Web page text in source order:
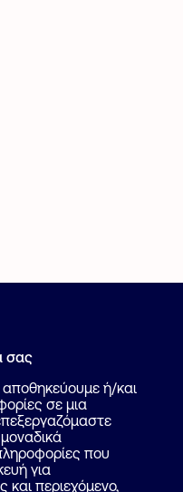
επαγγελματίες
επαγγελματία
σας
αποθηκεύουμε ή/και
σε μια
που
για
και περιεχόμενο,